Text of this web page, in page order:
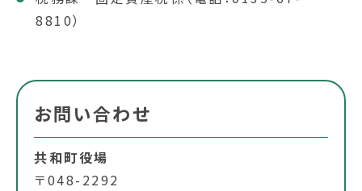
8810）
お問い合わせ
共和町役場
〒048-2292